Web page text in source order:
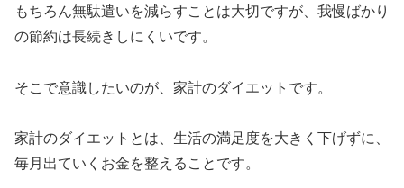
もちろん無駄遣いを減らすことは大切ですが、我慢ばかり
の節約は長続きしにくいです。
そこで意識したいのが、家計のダイエットです。
家計のダイエットとは、生活の満足度を大きく下げずに、
毎月出ていくお金を整えることです。